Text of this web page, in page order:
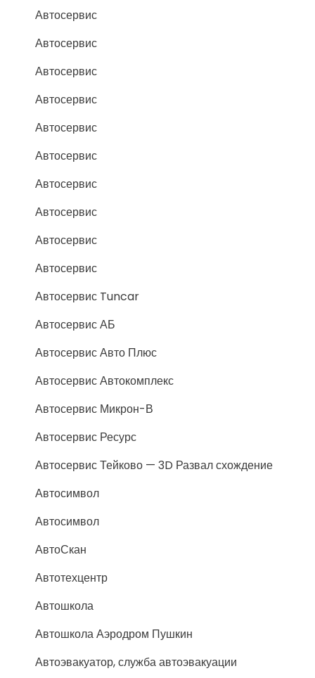
Автосервис
Автосервис
Автосервис
Автосервис
Автосервис
Автосервис
Автосервис
Автосервис
Автосервис
Автосервис
Автосервис Tuncar
Автосервис АБ
Автосервис Авто Плюс
Автосервис Автокомплекс
Автосервис Микрон-В
Автосервис Ресурс
Автосервис Тейково — 3D Развал схождение
Автосимвол
Автосимвол
АвтоСкан
Автотехцентр
Автошкола
Автошкола Аэродром Пушкин
Автоэвакуатор, служба автоэвакуации